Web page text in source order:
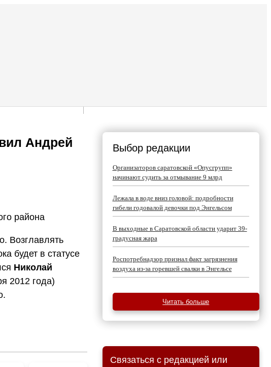
Андрей
района
Возглавлять
будет в статусе
Николай
2012 года)
Выбор редакции
Организаторов саратовской «Опусгрупп»
начинают судить за отмывание 9 млрд
Лежала в воде вниз головой: подробности
гибели годовалой девочки под Энгельсом
В выходные в Саратовской области ударит 39-
градусная жара
Роспотребнадзор признал факт загрязнения
воздуха из-за горевшей свалки в Энгельсе
Читать больше
Связаться с редакцией или